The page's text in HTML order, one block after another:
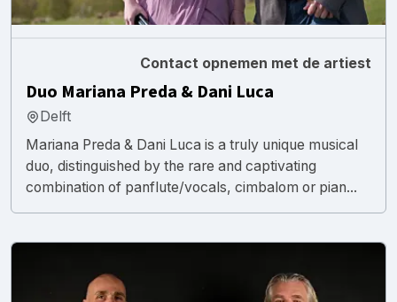
Contact opnemen met de artiest
Duo Mariana Preda & Dani Luca
Delft
Mariana Preda & Dani Luca is a truly unique musical
duo, distinguished by the rare and captivating
combination of panflute/vocals, cimbalom or pian...